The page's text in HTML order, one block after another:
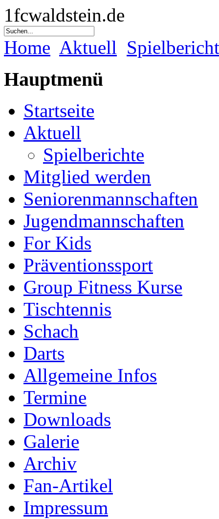
1fcwaldstein.de
Home Aktuell
Hauptmenü
Startseite
Aktuell
Spielberichte
Mitglied werden
Seniorenmannschaften
Jugendmannschaften
For Kids
Präventionssport
Group Fitness Kurse
Tischtennis
Schach
Darts
Allgemeine Infos
Termine
Downloads
Galerie
Archiv
Fan-Artikel
Impressum